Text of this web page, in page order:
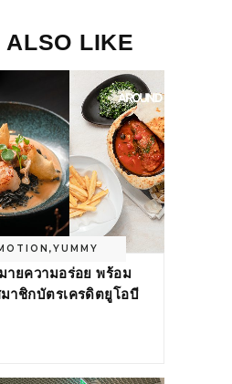
ALSO LIKE
,YUMMY
ยความอร่อย พร้อม
าชิกบัตรเครดิตยูโอบี